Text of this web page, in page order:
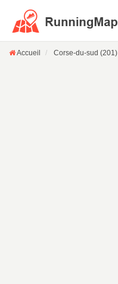
Accueil Corse-du-sud (201)